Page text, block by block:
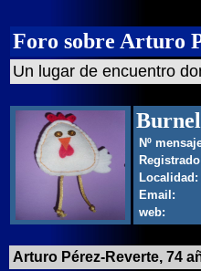
Foro sobre Arturo
Un lugar de encuentro
Burnel
Nº
Localidad:
Email:
web:
Arturo Pérez-Reverte, 74